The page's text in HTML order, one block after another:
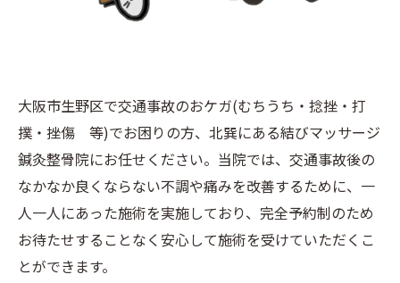
大阪市生野区で交通事故のおケガ(むちうち・捻挫・打
撲・挫傷 等)でお困りの方、北巽にある結びマッサージ
鍼灸整骨院にお任せください。当院では、交通事故後の
なかなか良くならない不調や痛みを改善するために、一
人一人にあった施術を実施しており、完全予約制のため
お待たせすることなく安心して施術を受けていただくこ
とができます。